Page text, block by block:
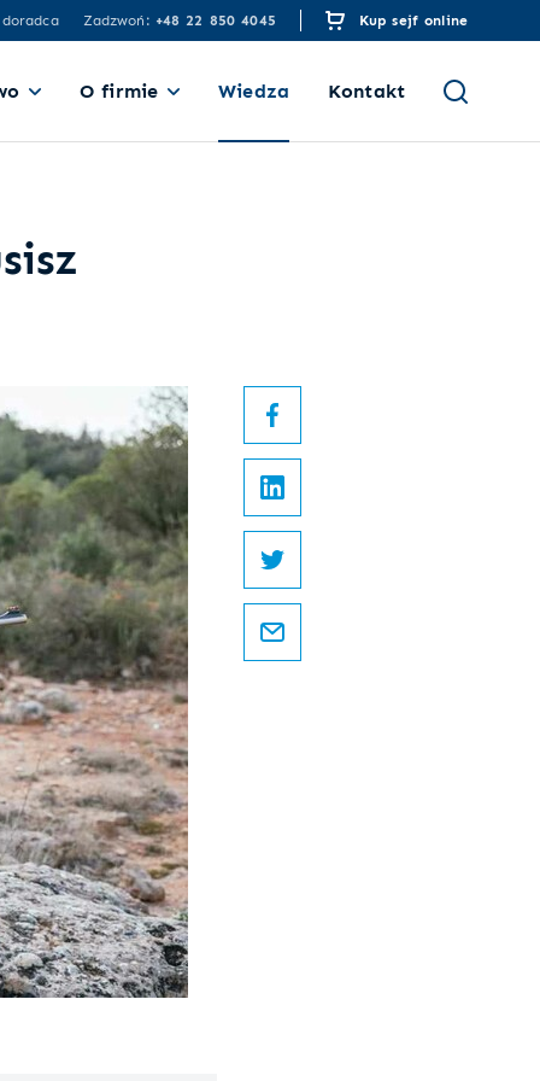
Zadzwoń: +48 22 850 4045 Kup sejf online
O firmie Wiedza Kontakt